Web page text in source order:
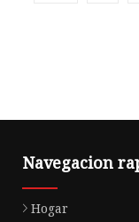
Navegacion
Hogar